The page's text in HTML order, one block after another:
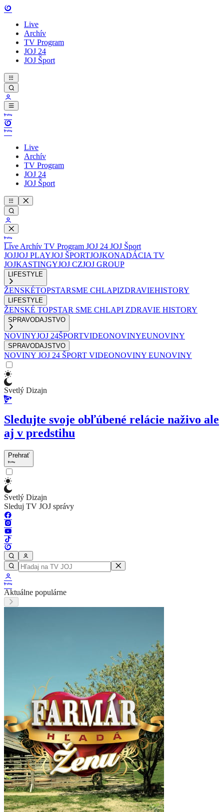
Live
Archív
TV Program
JOJ 24
JOJ Šport
Live
Archív
TV Program
JOJ 24
JOJ Šport
Live Archív TV Program JOJ 24 JOJ Šport
JOJJOJ PLAYJOJ ŠPORTJOJKONADÁCIA TV
JOJKASTINGYJOJ CZJOJ GROUP
LIFESTYLE
ŽENSKÉTOPSTARSME CHLAPIZDRAVIEHISTORY
LIFESTYLE
ŽENSKÉ TOPSTAR SME CHLAPI ZDRAVIE HISTORY
SPRAVODAJSTVO
NOVINYJOJ 24ŠPORTVIDEONOVINYEUNOVINY
SPRAVODAJSTVO
NOVINY JOJ 24 ŠPORT VIDEONOVINY EUNOVINY
Svetlý Dizajn
Sledujte svoje obľúbené relácie naživo ale
aj v predstihu
Prehrať
Svetlý Dizajn
Sleduj TV JOJ správy
Aktuálne populárne